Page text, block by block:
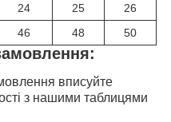
24 25 26
46 48 50
вписуйте
з нашими таблицями